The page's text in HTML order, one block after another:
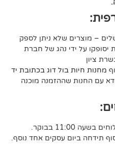
ניתן לספק
של חברת
דוג בכתובת יד
מוכנה
אחד נוסף.